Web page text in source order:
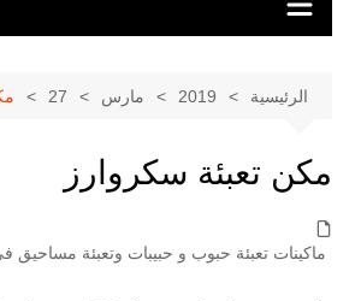
الرئيسية 2019 مارس 27
مكن تعبئة سكروارز
ماكينات تعبئة حبوب و حبيبات وتعبئة مساحيق